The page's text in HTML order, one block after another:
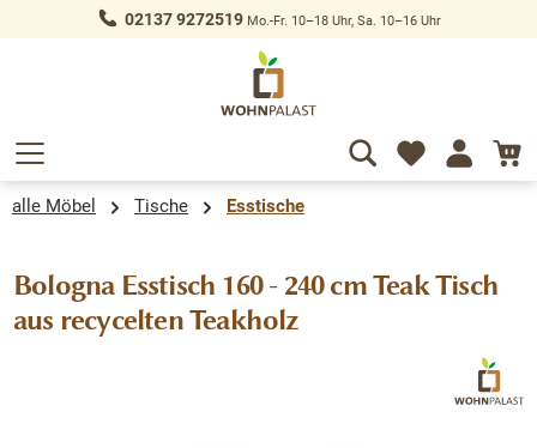
springen 02137 9272519Mo.-Fr. 10–18 Uhr, Sa. 10–16 Uhr
alle Möbel Tische Esstische
Bologna Esstisch 160 - 240 cm Teak Tisch
aus recycelten Teakholz